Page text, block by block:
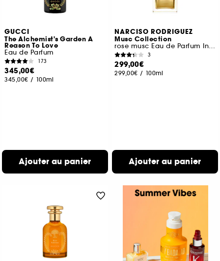
GUCCI
The Alchemist's Garden A
Reason To Love
Eau de Parfum
173
345,00€
345,00€ / 100ml
Ajouter au panier
NARCISO RODRIGUEZ
Musc Collection
rose musc Eau de Parfum Intense
3
299,00€
299,00€ / 100ml
Ajouter au panier